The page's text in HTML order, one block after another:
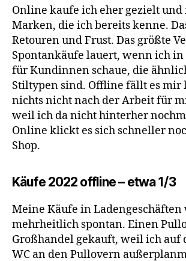
Online kaufe ich eher gezielt und
Marken, die ich bereits kenne.
Retouren und Frust. Das größte
Spontankäufe lauert, wenn ich in
für Kundinnen schaue, die
Stiltypen sind. Offline fällt es mir
nichts nicht nach der Arbeit für
weil ich da nicht hinterher
Online klickt es sich schneller
Shop.
Käufe 2022 offline – etwa 1/3
Meine Käufe in Ladengeschäften
mehrheitlich spontan. Einen
Großhandel gekauft, weil ich auf
WC an den Pullovern